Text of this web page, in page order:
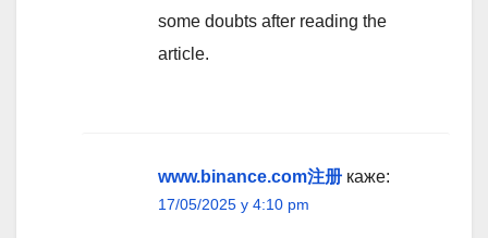
some doubts after reading the
article.
www.binance.com注册 каже:
17/05/2025 у 4:10 pm